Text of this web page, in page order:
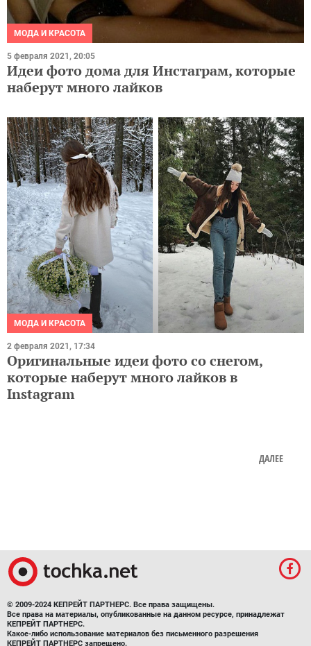
МОДА И КРАСОТА
5 февраля 2021, 20:05
Идеи фото дома для Инстаграм, которые
наберут много лайков
МОДА И КРАСОТА
2 февраля 2021, 17:34
Оригинальные идеи фото со снегом,
которые наберут много лайков в
Instagram
ДАЛЕЕ
© 2009-2024 КЕПРЕЙТ ПАРТНЕРС. Все права защищены.
Все права на материалы, опубликованные на данном ресурсе, принадлежат
КЕПРЕЙТ ПАРТНЕРС.
Какое-либо использование материалов без письменного разрешения
КЕПРЕЙТ ПАРТНЕРС запрещено.